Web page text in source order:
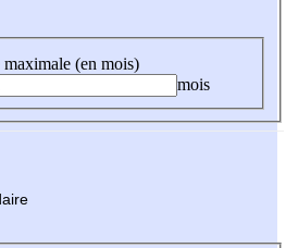
maximale (en mois)
mois